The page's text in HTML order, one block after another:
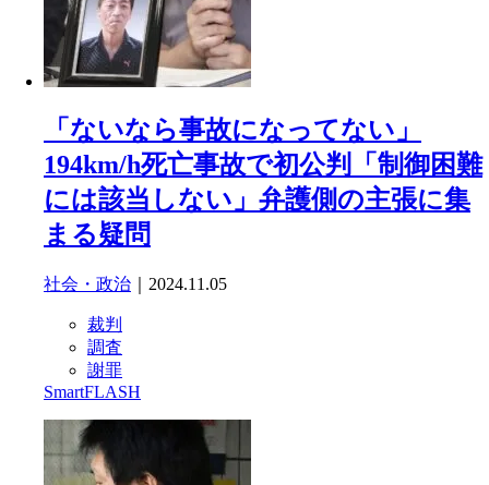
「ないなら事故になってない」
194km/h死亡事故で初公判「制御困難
には該当しない」弁護側の主張に集
まる疑問
社会・政治 ｜2024.11.05
裁判
調査
謝罪
SmartFLASH